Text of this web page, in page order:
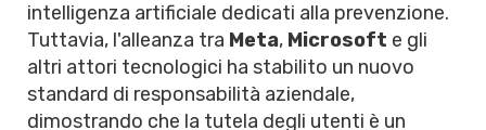
intelligenza artificiale dedicati alla prevenzione.
Tuttavia, l'alleanza tra Meta, Microsoft e gli
altri attori tecnologici ha stabilito un nuovo
standard di responsabilità aziendale,
dimostrando che la tutela degli utenti è un